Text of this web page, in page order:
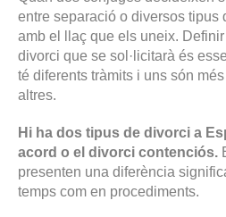
entre separació o diversos tipus
amb el llaç que els uneix.
divorci que se sol·licitarà és
té diferents tràmits i uns són
altres.
Hi ha dos tipus de divorci a
acord o el divorci contenciós.
presenten una diferència
temps com en procediments.